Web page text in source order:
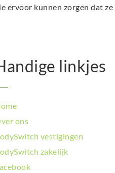
ervoor kunnen zorgen dat
linkjes
ons
vestigingen
zakelijk